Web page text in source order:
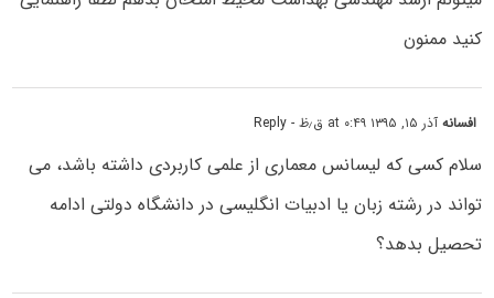
کنید ممنون
افسانهآذر ۱۵, ۱۳۹۵ at ۰:۴۹ ق٫ظ - Reply
سلام کسی که لیسانس معماری از علمی کاربردی داشته باشد، می
تواند در رشته زبان یا ادبیات انگلیسی در دانشگاه دولتی ادامه
تحصیل بدهد؟